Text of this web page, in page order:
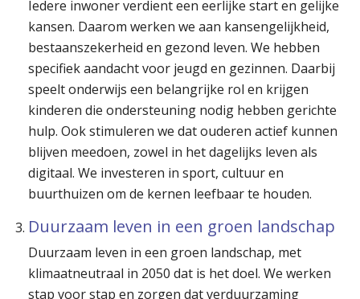
Iedere inwoner verdient een eerlijke start en gelijke
kansen. Daarom werken we aan kansengelijkheid,
bestaanszekerheid en gezond leven. We hebben
specifiek aandacht voor jeugd en gezinnen. Daarbij
speelt onderwijs een belangrijke rol en krijgen
kinderen die ondersteuning nodig hebben gerichte
hulp. Ook stimuleren we dat ouderen actief kunnen
blijven meedoen, zowel in het dagelijks leven als
digitaal. We investeren in sport, cultuur en
buurthuizen om de kernen leefbaar te houden.
Duurzaam leven in een groen landschap
Duurzaam leven in een groen landschap, met
klimaatneutraal in 2050 dat is het doel. We werken
stap voor stap en zorgen dat verduurzaming